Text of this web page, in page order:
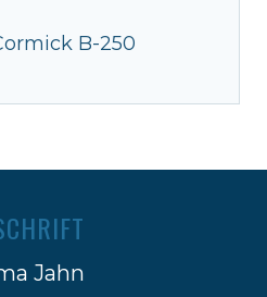
B-250
Jahn